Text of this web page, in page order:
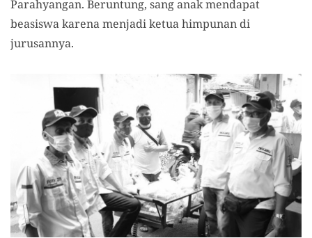
Parahyangan. Beruntung, sang anak mendapat
beasiswa karena menjadi ketua himpunan di
jurusannya.